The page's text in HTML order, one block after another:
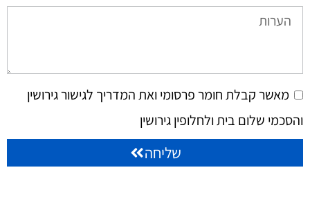
מאשר קבלת חומר פרסומי ואת המדריך לגישור גירושין
והסכמי שלום בית ולחלופין גירושין
שליחה